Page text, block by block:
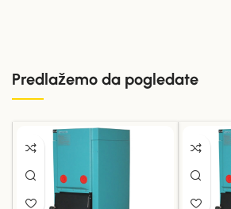
Predlažemo da pogledate